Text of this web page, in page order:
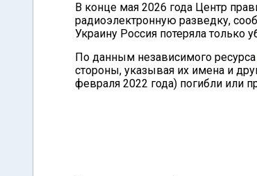
В конце мая 2026 года Центр
радиоэлектронную разведку,
Украину Россия потеряла только
По данным независимого ресурса
стороны, указывая их имена и
февраля 2022 года) погибли или